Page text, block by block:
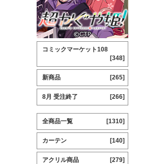
コミックマーケット108
[348]
新商品 [265]
8月 受注終了 [266]
全商品一覧 [1310]
カーテン [140]
アクリル商品 [279]